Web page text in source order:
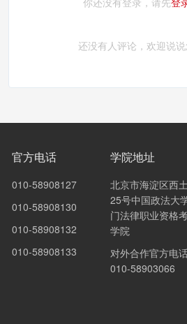
还没有人评论，欢迎说说
官方电话
010-58908127
010-58908130
010-58908132
010-58908133
学院地址
北京市海淀区西
25号中国政法大
门法律职业资格
学院
对外合作官方电
010-58903066